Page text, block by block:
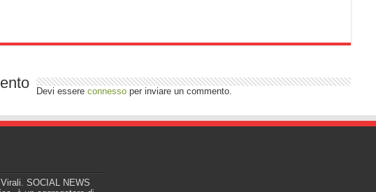
Devi essere connessoper inviare un commento.
SOCIAL NEWS